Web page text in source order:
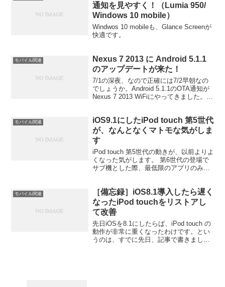
通知を見やすく！（Lumia 950/
Windows 10 mobile）
Windwos 10 mobileも、Glance Screenが
快適です。
モバイル関連
Nexus 7 2013 に Android 5.1.1
のアップデートが来た！
7/1の深夜、なので正確には7/2早朝なの
でしょうか。Android 5.1.1のOTA通知が
Nexus 7 2013 WiFiにやってきました。
うですね。 メモリリー...
モバイル関連
iOS9.1にしたiPod touch 第5世代
が、なんとなくマトモな気がしま
す
iPod touch 第5世代の動きが、以前よりよ
くなった気がします。 第6世代の登場で
サブ機とした際、最低限のアプリのみに
は、iOS9.0ではまだモッサリ感があった
と...
モバイル関連
［備忘録］iOS8.1導入したら遅く
なったiPod touchをリストアし
て改善
先日iOSを8.1にしたらば、iPod touch の
動作が非常に重くなったわけです。とい
うのは、すでに先日、記事で書きまし